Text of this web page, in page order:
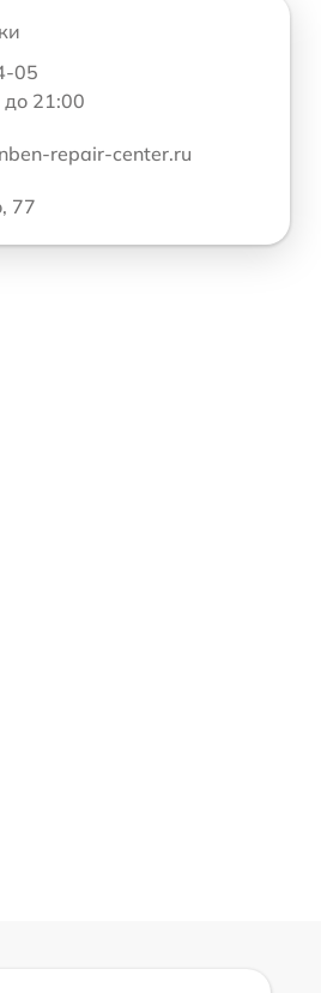
05
21:00
repair-center.ru
77